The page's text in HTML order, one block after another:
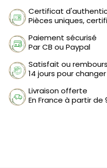
Certificat
Pièces uniques,
Paiement sécurisé
Par CB ou Paypal
Satisfait ou
14 jours pour
Livraison offerte
En France à partir